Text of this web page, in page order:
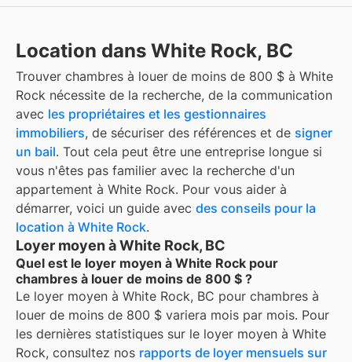
Location dans White Rock, BC
Trouver chambres à louer de moins de 800 $ à White
Rock nécessite de la recherche, de la communication
avec les propriétaires et les gestionnaires
immobiliers, de sécuriser des références et de signer
un bail. Tout cela peut être une entreprise longue si
vous n'êtes pas familier avec la recherche d'un
appartement à White Rock. Pour vous aider à
démarrer, voici un guide avec des conseils pour la
location à White Rock.
Loyer moyen à White Rock, BC
Quel est le loyer moyen à White Rock pour
chambres à louer de moins de 800 $ ?
Le loyer moyen à White Rock, BC pour chambres à
louer de moins de 800 $ variera mois par mois. Pour
les dernières statistiques sur le loyer moyen à White
Rock, consultez nos rapports de loyer mensuels sur